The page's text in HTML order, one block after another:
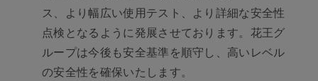
ス、より幅広い使用テスト、より詳細な安全性
点検となるように発展させております。花王グ
ループは今後も安全基準を順守し、高いレベル
の安全性を確保いたします。